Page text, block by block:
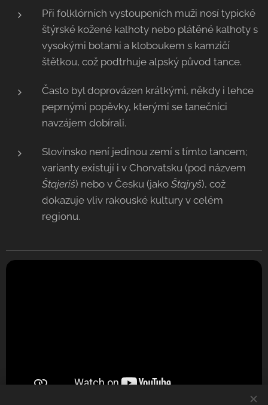
Při folklórních vystoupeních muži nosí typické
štýrské kožené kalhoty nebo plátěné kalhoty s
vysokými botami a kloboukem s kamzičí
štětkou, což podtrhuje alpský původ tance.
Často byl doprovázen krátkými, někdy i lehce
peprnými popěvky, kterými se tanečníci
navzájem dobírali.
Slovinsko není jedinou zemí s tímto tancem;
varianty existují i v Chorvatsku (pod názvem
Štajeriš) nebo v Česku (jako Štajryš), což
dokazuje vliv rakouské kultury v celém
regionu.